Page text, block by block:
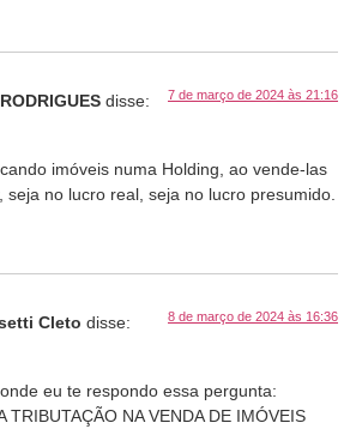
disse: 7 de março de 2024 às 21:16
imóveis numa Holding, ao vende-las
no lucro real, seja no lucro presumido.
Cleto disse: 8 de março de 2024 às 16:36
eu te respondo essa pergunta:
TRIBUTAÇÃO NA VENDA DE IMÓVEIS